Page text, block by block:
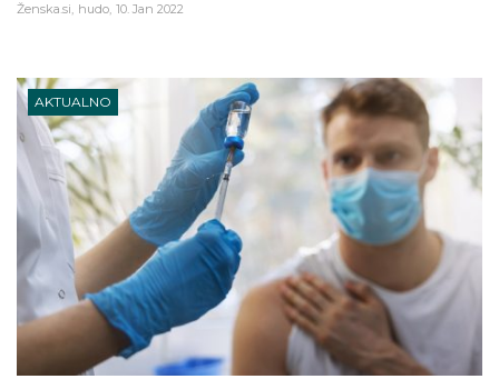
Ženska.si hudo 10. Jan 2022
AKTUALNO